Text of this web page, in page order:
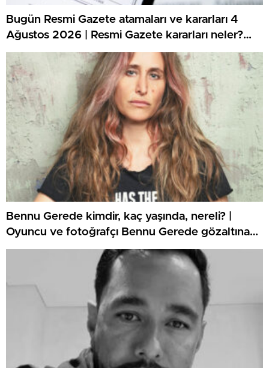
Bugün Resmi Gazete atamaları ve kararları 4
Ağustos 2026 | Resmi Gazete kararları neler?
İçişleri Bakanlığı Jandarma ve Sahil Güvenlik
Akademisi akademik işçi alımı duyurusu
yayınlandı!
Bennu Gerede kimdir, kaç yaşında, nereli? |
Oyuncu ve fotoğrafçı Bennu Gerede gözaltına
mı alındı? İşte Bennu Gerede’nin biyografisi ve